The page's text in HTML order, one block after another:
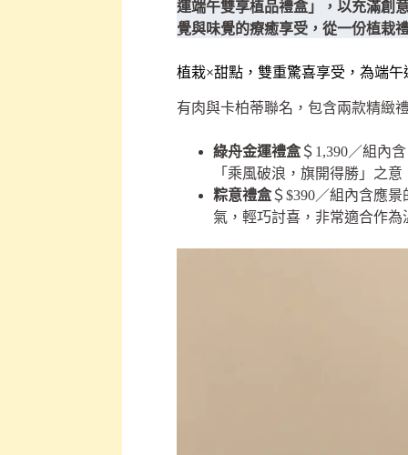
運端午雙享植品禮盒」，以充滿創
覺與味覺的療癒享受，從一份植栽
植栽×甜點，雙重驚喜享受，為端午
有肉與卡柏蒂聯名，包含兩款精緻
綠舟金運禮盒＄1,390／組內
「乘風破浪，旗開得勝」之
粽意禮盒＄$390／組內含應
氣，輕巧討喜，非常適合作